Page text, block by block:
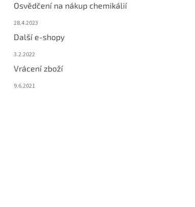
Osvědčení na nákup chemikálií
28.4.2023
Další e-shopy
3.2.2022
Vrácení zboží
9.6.2021